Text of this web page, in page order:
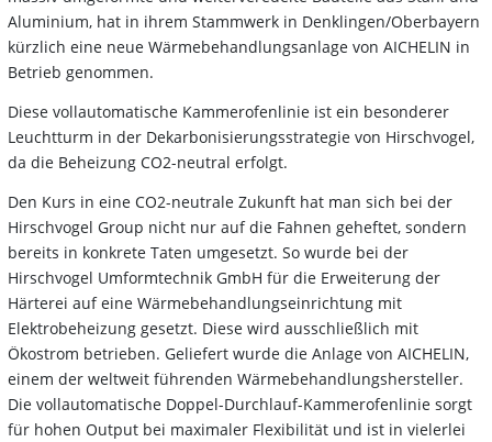
Aluminium, hat in ihrem Stammwerk in Denklingen/Oberbayern
kürzlich eine neue Wärmebehandlungsanlage von AICHELIN in
Betrieb genommen.
Diese vollautomatische Kammerofenlinie ist ein besonderer
Leuchtturm in der Dekarbonisierungsstrategie von Hirschvogel,
da die Beheizung CO2-neutral erfolgt.
Den Kurs in eine CO2-neutrale Zukunft hat man sich bei der
Hirschvogel Group nicht nur auf die Fahnen geheftet, sondern
bereits in konkrete Taten umgesetzt. So wurde bei der
Hirschvogel Umformtechnik GmbH für die Erweiterung der
Härterei auf eine Wärmebehandlungseinrichtung mit
Elektrobeheizung gesetzt. Diese wird ausschließlich mit
Ökostrom betrieben. Geliefert wurde die Anlage von AICHELIN,
einem der weltweit führenden Wärmebehandlungshersteller.
Die vollautomatische Doppel-Durchlauf-Kammerofenlinie sorgt
für hohen Output bei maximaler Flexibilität und ist in vielerlei